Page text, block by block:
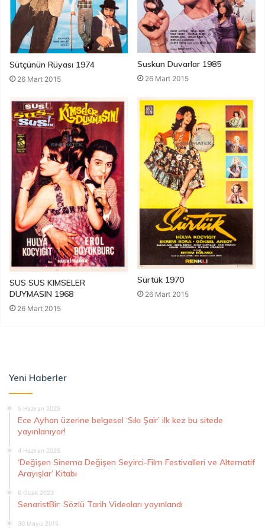
Sütçünün Rüyası 1974
26 Mart 2015
Suskun Duvarlar 1985
26 Mart 2015
SUS SUS KIMSELER
DUYMASIN 1968
26 Mart 2015
Sürtük 1970
26 Mart 2015
Yeni Haberler
5 Haziran 2025
Ece Ayhan üzerine belgesel ‘Sıkı Şair’ ilk kez bu sitede
yayınlanıyor!
4 Haziran 2025
‘Değişen Sinema Değişen Seyirci-Film Festivalleri ve Alternatif
Arayışlar’ Kitabı
6 Ocak 2023
SenaristBir: Sözlü Tarih Videoları yayınlandı
30 Mayıs 2015